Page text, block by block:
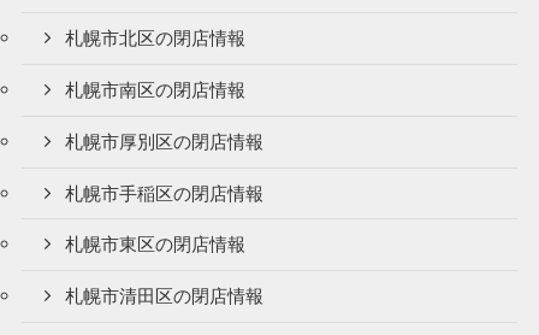
札幌市北区の閉店情報
札幌市南区の閉店情報
札幌市厚別区の閉店情報
札幌市手稲区の閉店情報
札幌市東区の閉店情報
札幌市清田区の閉店情報